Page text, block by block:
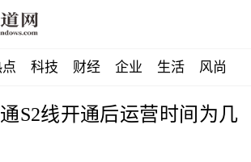
科技 财经 企业 生活 风尚
S2线开通后运营时间为几